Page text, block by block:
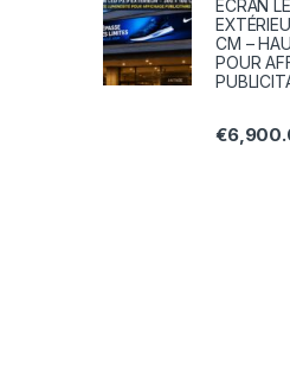
ÉCRAN
CM –
POUR
€